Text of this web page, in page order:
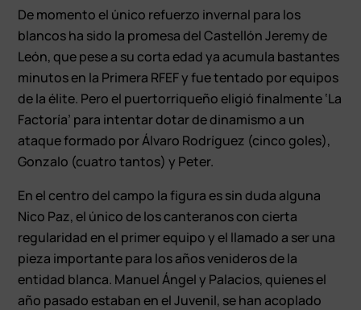
De momento el único refuerzo invernal para los
blancos ha sido la promesa del Castellón Jeremy de
León, que pese a su corta edad ya acumula bastantes
minutos en la Primera RFEF y fue tentado por equipos
de la élite. Pero el puertorriqueño eligió finalmente ‘La
Factoría’ para intentar dotar de dinamismo a un
ataque formado por Álvaro Rodríguez (cinco goles),
Gonzalo (cuatro tantos) y Peter.
En el centro del campo la figura es sin duda alguna
Nico Paz, el único de los canteranos con cierta
regularidad en el primer equipo y el llamado a ser una
pieza importante para los años venideros de la
entidad blanca. Manuel Ángel y Palacios, quienes el
año pasado estaban en el Juvenil, se han acoplado